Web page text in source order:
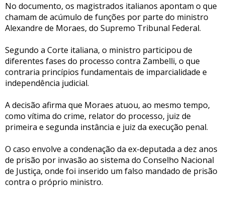
No documento, os magistrados italianos apontam o que
chamam de acúmulo de funções por parte do ministro
Alexandre de Moraes, do Supremo Tribunal Federal.
Segundo a Corte italiana, o ministro participou de
diferentes fases do processo contra Zambelli, o que
contraria princípios fundamentais de imparcialidade e
independência judicial.
A decisão afirma que Moraes atuou, ao mesmo tempo,
como vítima do crime, relator do processo, juiz de
primeira e segunda instância e juiz da execução penal.
O caso envolve a condenação da ex-deputada a dez anos
de prisão por invasão ao sistema do Conselho Nacional
de Justiça, onde foi inserido um falso mandado de prisão
contra o próprio ministro.